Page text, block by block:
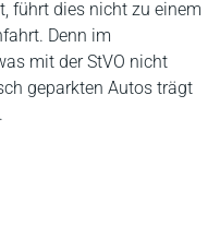
führt dies nicht zu einem
Denn im
mit der StVO nicht
geparkten Autos trägt